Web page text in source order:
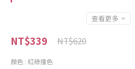
查看更多
NT$339 NT$620
顏色 : 紅綠撞色